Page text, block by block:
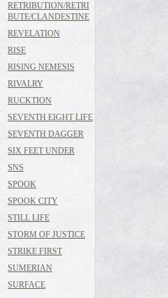
RETRIBUTION/RETRI
BUTE/CLANDESTINE
REVELATION
RISE
RISING NEMESIS
RIVALRY
RUCKTION
SEVENTH EIGHT LIFE
SEVENTH DAGGER
SIX FEET UNDER
SNS
SPOOK
SPOOK CITY
STILL LIFE
STORM OF JUSTICE
STRIKE FIRST
SUMERIAN
SURFACE